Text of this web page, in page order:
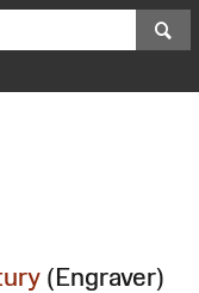
(Engraver)